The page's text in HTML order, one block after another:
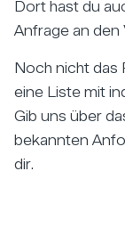
Dort hast du
Anfrage an den
Noch nicht das
eine Liste mit
Gib uns über
bekannten
dir.